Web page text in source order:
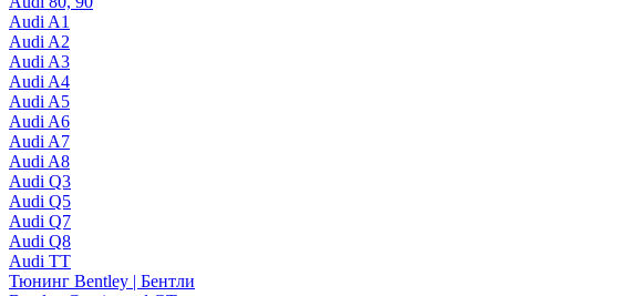
Audi A1
Audi A2
Audi A3
Audi A4
Audi A5
Audi A6
Audi A7
Audi A8
Audi Q3
Audi Q5
Audi Q7
Audi Q8
Audi TT
Тюнинг Bentley | Бентли